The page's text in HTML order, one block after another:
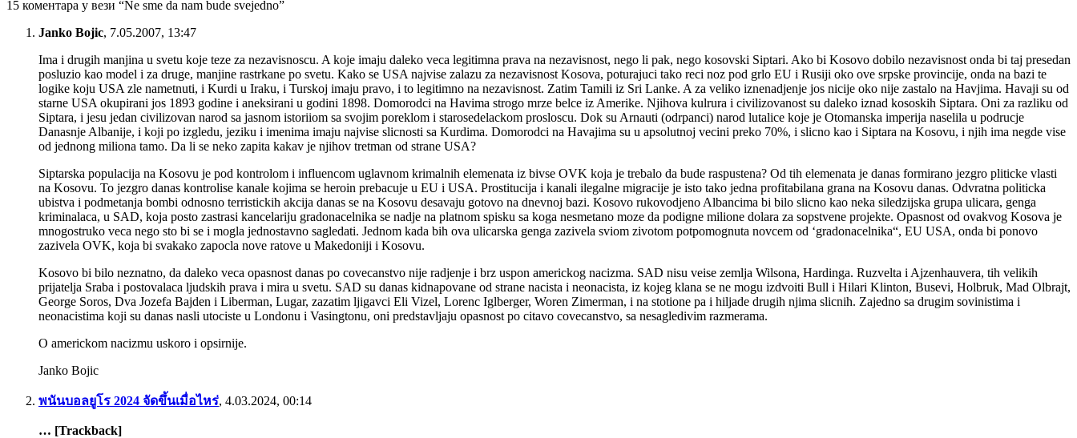
15 коментара у вези “Ne sme da nam bude svejedno”
Janko Bojic, 7.05.2007, 13:47
Ima i drugih manjina u svetu koje teze za nezavisnoscu. A koje imaju daleko veca legitimna prava na nezavisnost, nego li pak, nego kosovski Siptari. Ako bi Kosovo dobilo nezavisnost onda bi taj presedan
posluzio kao model i za druge, manjine rastrkane po svetu. Kako se USA najvise zalazu za nezavisnost Kosova, poturajuci tako reci noz pod grlo EU i Rusiji oko ove srpske provincije, onda na bazi te
logike koju USA zle nametnuti, i Kurdi u Iraku, i Turskoj imaju pravo, i to legitimno na nezavisnost. Zatim Tamili iz Sri Lanke. A za veliko iznenadjenje jos nicije oko nije zastalo na Havjima. Havaji su od
starne USA okupirani jos 1893 godine i aneksirani u godini 1898. Domorodci na Havima strogo mrze belce iz Amerike. Njihova kulrura i civilizovanost su daleko iznad kososkih Siptara. Oni za razliku od
Siptara, i jesu jedan civilizovan narod sa jasnom istoriiom sa svojim poreklom i starosedelackom prosloscu. Dok su Arnauti (odrpanci) narod lutalice koje je Otomanska imperija naselila u podrucje
Danasnje Albanije, i koji po izgledu, jeziku i imenima imaju najvise slicnosti sa Kurdima. Domorodci na Havajima su u apsolutnoj vecini preko 70%, i slicno kao i Siptara na Kosovu, i njih ima negde vise
od jednong miliona tamo. Da li se neko zapita kakav je njihov tretman od strane USA?
Siptarska populacija na Kosovu je pod kontrolom i influencom uglavnom krimalnih elemenata iz bivse OVK koja je trebalo da bude raspustena? Od tih elemenata je danas formirano jezgro pliticke vlasti
na Kosovu. To jezgro danas kontrolise kanale kojima se heroin prebacuje u EU i USA. Prostitucija i kanali ilegalne migracije je isto tako jedna profitabilana grana na Kosovu danas. Odvratna politicka
ubistva i podmetanja bombi odnosno terristickih akcija danas se na Kosovu desavaju gotovo na dnevnoj bazi. Kosovo rukovodjeno Albancima bi bilo slicno kao neka siledzijska grupa ulicara, genga
kriminalaca, u SAD, koja posto zastrasi kancelariju gradonacelnika se nadje na platnom spisku sa koga nesmetano moze da podigne milione dolara za sopstvene projekte. Opasnost od ovakvog Kosova je
mnogostruko veca nego sto bi se i mogla jednostavno sagledati. Jednom kada bih ova ulicarska genga zazivela sviom zivotom potpomognuta novcem od ‘gradonacelnika“, EU USA, onda bi ponovo
zazivela OVK, koja bi svakako zapocla nove ratove u Makedoniji i Kosovu.
Kosovo bi bilo neznatno, da daleko veca opasnost danas po covecanstvo nije radjenje i brz uspon americkog nacizma. SAD nisu veise zemlja Wilsona, Hardinga. Ruzvelta i Ajzenhauvera, tih velikih
prijatelja Sraba i postovalaca ljudskih prava i mira u svetu. SAD su danas kidnapovane od strane nacista i neonacista, iz kojeg klana se ne mogu izdvoiti Bull i Hilari Klinton, Busevi, Holbruk, Mad Olbrajt,
George Soros, Dva Jozefa Bajden i Liberman, Lugar, zazatim ljigavci Eli Vizel, Lorenc Iglberger, Woren Zimerman, i na stotione pa i hiljade drugih njima slicnih. Zajedno sa drugim sovinistima i
neonacistima koji su danas nasli utociste u Londonu i Vasingtonu, oni predstavljaju opasnost po citavo covecanstvo, sa nesagledivim razmerama.
O americkom nacizmu uskoro i opsirnije.
Janko Bojic
พนันบอลยูโร 2024 จัดขึ้นเมื่อไหร่, 4.03.2024, 00:14
… [Trackback]